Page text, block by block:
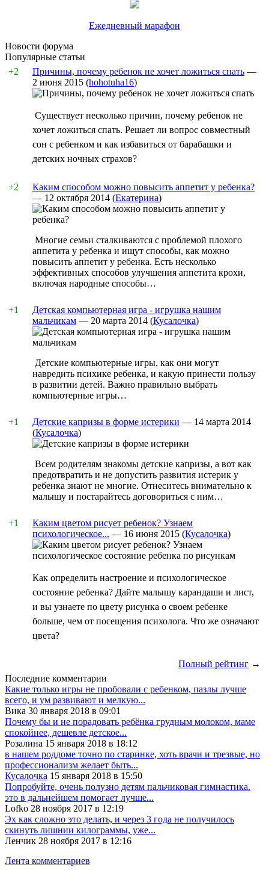
Ежедневный марафон
Новости форума
Популярные статьи
+2
Причины, почему ребенок не хочет ложиться спать —
2 июня 2015 (hohotuha16)
Существует несколько причин, почему ребенок не
хочет ложиться спать. Решает ли вопрос совместный
сон с ребенком и как избавиться от барабашки и
детских ночных страхов?
+2
Каким способом можно повысить аппетит у ребенка?
— 12 октября 2014 (Екатерина)
Многие семьи сталкиваются с проблемой плохого
аппетита у ребенка и ищут способы, как можно
повысить аппетит у ребенка. Есть несколько
эффективных способов улучшения аппетита крохи,
включая народные способы…
+1
Детская компьютерная игра - игрушка нашим
мальчикам — 20 марта 2014 (Кусалочка)
Детские компьютерные игры, как они могут
навредить психике ребенка, и какую принести пользу
в развитии детей. Важно правильно выбрать
компьютерные игры…
+1 Детские капризы в форме истерики — 14 марта 2014
(Кусалочка)
Всем родителям знакомы детские капризы, а вот как
предотвратить и не допустить развития истерик у
ребенка знают не многие. Отнеситесь внимательно к
малышу и постарайтесь договориться с ним…
+1
Каким цветом рисует ребенок? Узнаем
психологическое... — 16 июня 2015 (Кусалочка)
Как определить настроение и психологическое
состояние ребенка? Дайте малышу карандаши и лист,
и вы узнаете по цвету рисунка о своем ребенке
больше, чем от посещения психолога. Что же означают
цвета?
Полный рейтинг →
Последние комментарии
Какие только игры не пробовали с ребенком, пазлы лучше
всего, и ум развивают и мелкую...
Вика 30 января 2018 в 09:01
Почему бы и не порадовать ребёнка грудным молоком, маме
спокойнее, дешевле детское...
Розалина 15 января 2018 в 18:12
в нашем роддоме точно по старинке, хоть врачи и трезвые, но
профессионализм желает быть...
Кусалочка 15 января 2018 в 15:50
Попробуйте, очень полузно детям пальчиковая гимнастика.
это в дальнейшем помогает лучше...
Lofko 28 ноября 2017 в 12:19
Эх как сложно это делать, и через 3 года не получилось
скинуть лишнии килограммы, уже...
Ленчик 28 ноября 2017 в 12:16
Лента комментариев